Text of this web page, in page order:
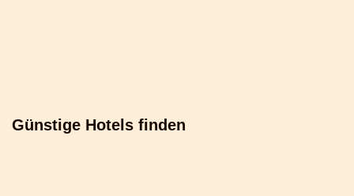
Günstige Hotels finden